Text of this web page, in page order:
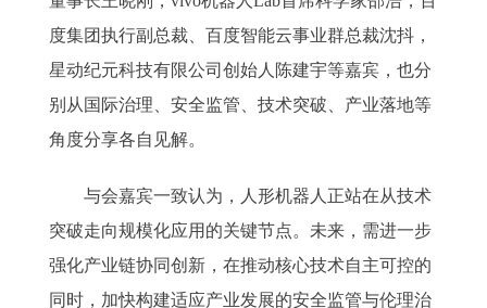
度集团执行副总裁、百度智能云事业群总裁沈抖，
星动纪元科技有限公司创始人陈建宇等嘉宾，也分
别从国际治理、安全监管、技术突破、产业落地等
角度分享各自见解。
与会嘉宾一致认为，人形机器人正站在从技术
突破走向规模化应用的关键节点。未来，需进一步
强化产业链协同创新，在推动核心技术自主可控的
同时，加快构建适应产业发展的安全监管与伦理治